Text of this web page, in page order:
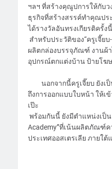
ฯลฯ ที่สร้างคุณูปการให้กับ
ธุรกิจที่สร้างสรรค์ทำคุณปร
ได้รางวัลอันทรงเกียรติครั้
สำหรับประวัติของ“ครูเจี๊ย
ผลิตกล่องบรรจุภัณฑ์ งานผ้
อุปกรณ์ตกแต่งบ้าน ป้ายโฆ
นอกจากนี้ครูเจี๊ยบ ยังเป็
ถึงการออกแบบใบหน้า ให้
เป๊ะ
พร้อมกันนี้ ยังมีตำแหน่งเป็
Academy”ที่เน้นผลิตภัณฑ์
ประเทศออสเตรเลีย ภายใต้